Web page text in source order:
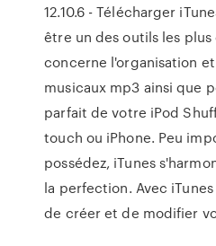
12.10.6 - Télécharger
être un des outils les
concerne l'organisation
musicaux mp3 ainsi que
parfait de votre iPod
touch ou iPhone. Peu
possédez, iTunes
la perfection. Avec
de créer et de modifier